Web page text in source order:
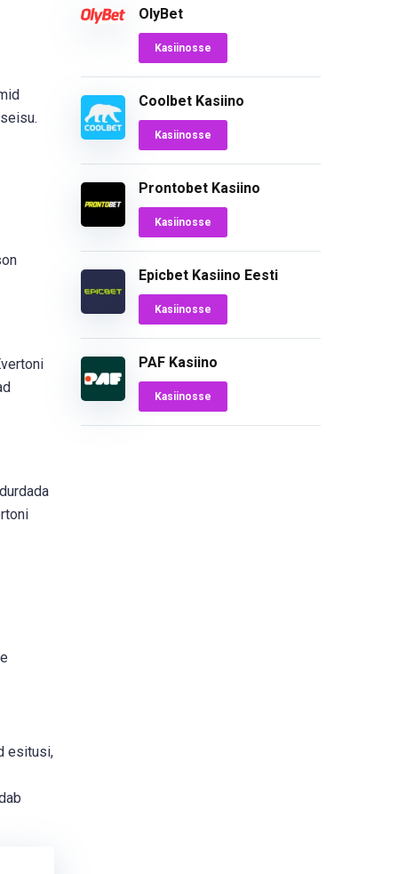
esitusi,
OlyBet
Kasiinosse
Coolbet Kasiino
Kasiinosse
Prontobet Kasiino
Kasiinosse
Epicbet Kasiino Eesti
Kasiinosse
PAF Kasiino
Kasiinosse